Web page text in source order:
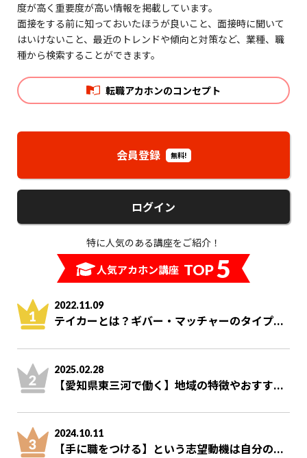
度が高く重要度が高い情報を掲載しています。
面接をする前に知っておいたほうが良いこと、面接時に聞いて
はいけないこと、最近のトレンドや傾向と対策など、業種、職
種から検索することができます。
転職アカホンのコンセプト
会員登録 無料!
ログイン
特に人気のある講座をご紹介！
人気アカホン講座 TOP5
2022.11.09
テイカーとは？ギバー・マッチャーのタイプ...
2025.02.28
【愛知県東三河で働く】地域の特徴やおすす...
2024.10.11
【手に職をつける】という志望動機は自分の...